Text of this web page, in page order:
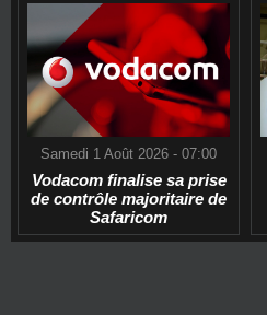
Samedi 1 Août 2026 - 07:00
Vodacom finalise sa prise
de contrôle majoritaire de
Safaricom